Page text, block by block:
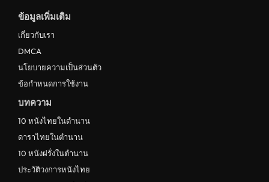
ข้อมูลเพิ่มเติม
เกี่ยวกับเรา
DMCA
นโยบายความเป็นส่วนตัว
ข้อกำหนดการใช้งาน
บทความ
10 หนังไทยในตำนาน
ดาราไทยในตำนาน
10 หนังฝรั่งในตำนาน
ประวัติวงการหนังไทย